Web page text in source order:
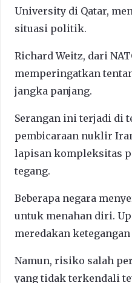
University di Qatar,
situasi politik.
Richard Weitz, dari
memperingatkan
jangka panjang.
Serangan ini terjadi di
pembicaraan nuklir
lapisan kompleksitas
tegang.
Beberapa negara
untuk menahan diri.
meredakan
Namun, risiko salah
yang tidak terkendali